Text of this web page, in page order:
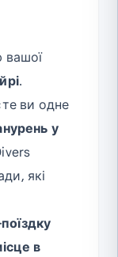
вашої
.
ви одне
у
які
в